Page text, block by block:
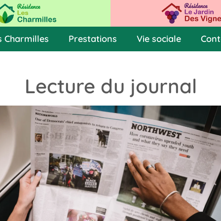
Charmilles Prestations Vie sociale
Lecture du journal